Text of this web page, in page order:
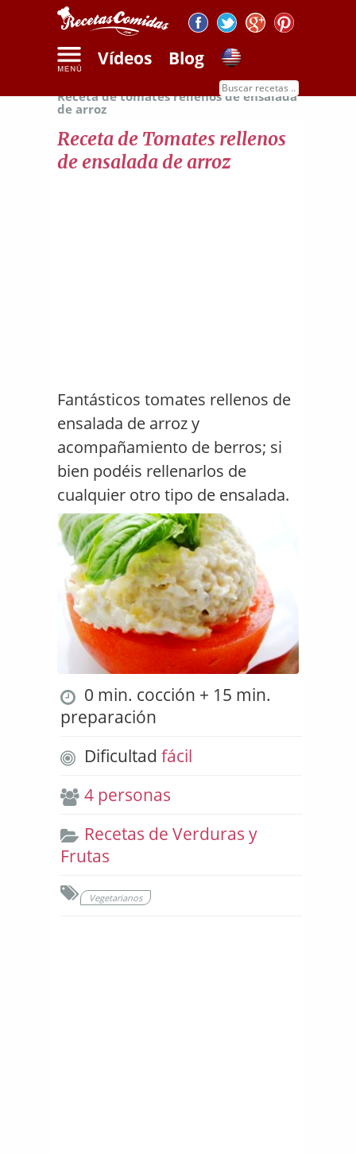
Vídeos Blog
Recetas de verduras y frutas
Receta de tomates rellenos de ensalada
de arroz
Receta de Tomates rellenos
de ensalada de arroz
Fantásticos tomates rellenos de
ensalada de arroz y
acompañamiento de berros; si
bien podéis rellenarlos de
cualquier otro tipo de ensalada.
0 min. cocción + 15 min.
preparación
Dificultad fácil
4 personas
Recetas de Verduras y
Frutas
Vegetarianos